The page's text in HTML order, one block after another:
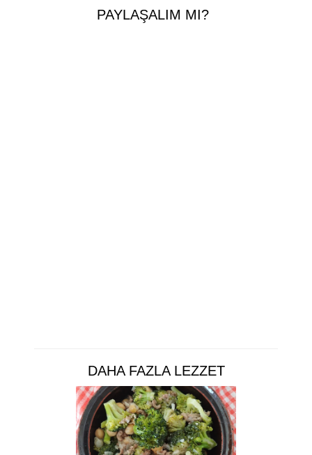
PAYLAŞALIM MI?
DAHA FAZLA LEZZET